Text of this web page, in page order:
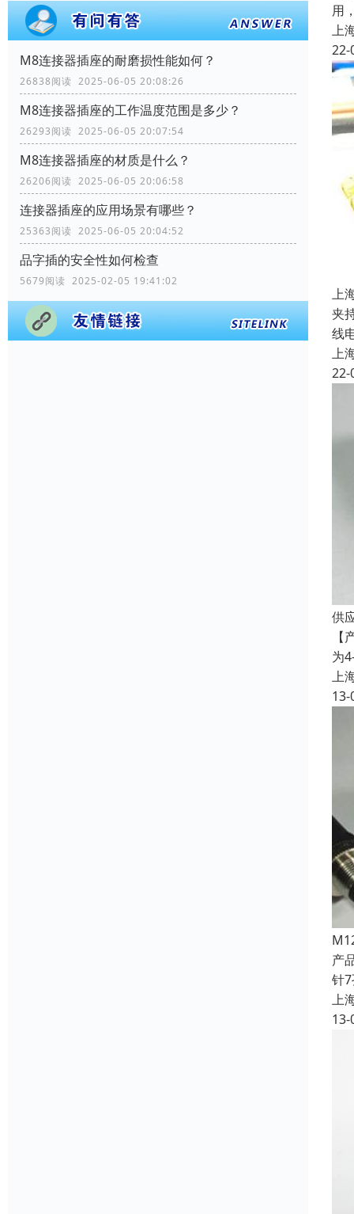
M8连接器插座的耐磨损性能如何？
26838阅读 2025-06-05 20:08:26
M8连接器插座的工作温度范围是多少？
26293阅读 2025-06-05 20:07:54
M8连接器插座的材质是什么？
26206阅读 2025-06-05 20:06:58
连接器插座的应用场景有哪些？
25363阅读 2025-06-05 20:04:52
品字插的安全性如何检查
5679阅读 2025-02-05 19:41:02
用
上
22-
上
夹
线
上
22-
供
为
上
13-
产
针
上
13-